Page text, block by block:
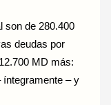
son de 280.400
deudas por
MD más:
íntegramente – y